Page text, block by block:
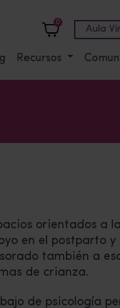
0
Aula
Recursos
orientados a
en el postparto y
también a
de crianza.
de psicología